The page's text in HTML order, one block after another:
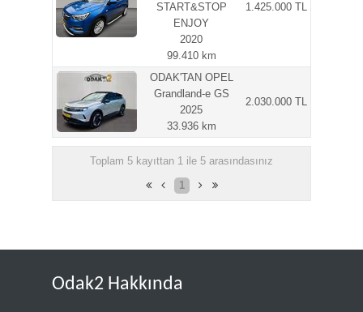
START&STOP
ENJOY
2020
99.410 km
1.425.000 TL
ODAK'TAN OPEL
Grandland-e GS
2025
33.936 km
2.030.000 TL
Toplam 5 kayıttan 1 ile 5 arasındasınız
1
Odak2 Hakkında